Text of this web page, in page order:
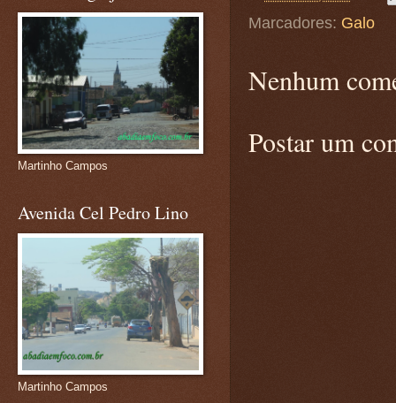
Marcadores: Galo
Nenhum
Postar um
Martinho Campos
Avenida Cel Pedro Lino
Martinho Campos